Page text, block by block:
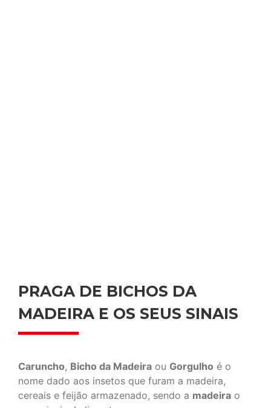
PRAGA DE BICHOS DA
MADEIRA E OS SEUS SINAIS
Caruncho, Bicho da Madeira ou Gorgulho é o
nome dado aos insetos que furam a madeira,
cereais e feijão armazenado, sendo a madeira o